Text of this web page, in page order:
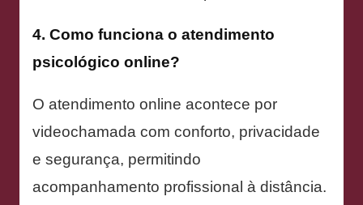
4. Como funciona o atendimento
psicológico online?
O atendimento online acontece por
videochamada com conforto, privacidade
e segurança, permitindo
acompanhamento profissional à distância.